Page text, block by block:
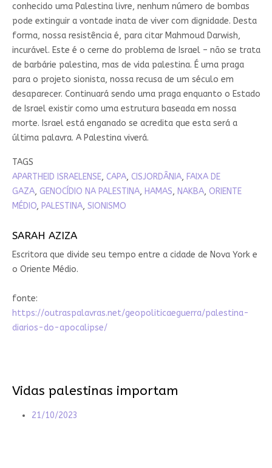
conhecido uma Palestina livre, nenhum número de bombas
pode extinguir a vontade inata de viver com dignidade. Desta
forma, nossa resistência é, para citar Mahmoud Darwish,
incurável. Este é o cerne do problema de Israel – não se trata
de barbárie palestina, mas de vida palestina. É uma praga
para o projeto sionista, nossa recusa de um século em
desaparecer. Continuará sendo uma praga enquanto o Estado
de Israel existir como uma estrutura baseada em nossa
morte. Israel está enganado se acredita que esta será a
última palavra. A Palestina viverá.
TAGS
APARTHEID ISRAELENSE, CAPA, CISJORDÂNIA, FAIXA DE
GAZA, GENOCÍDIO NA PALESTINA, HAMAS, NAKBA, ORIENTE
MÉDIO, PALESTINA, SIONISMO
SARAH AZIZA
Escritora que divide seu tempo entre a cidade de Nova York e
o Oriente Médio.
fonte:
https://outraspalavras.net/geopoliticaeguerra/palestina-
diarios-do-apocalipse/
Vidas palestinas importam
21/10/2023